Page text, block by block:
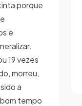
porque
e
19 vezes
morreu,
a
tempo